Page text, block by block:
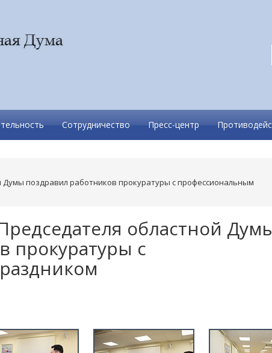
Сотрудничество Пресс-центр
поздравил работников прокуратуры с профессиональным
областной
прокуратуры с